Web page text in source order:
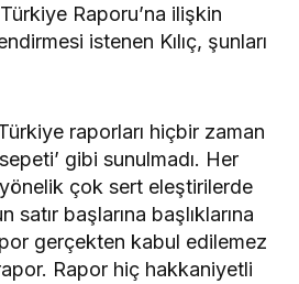
Raporu’na ilişkin
istenen Kılıç, şunları
raporları hiçbir zaman
gibi sunulmadı. Her
çok sert eleştirilerde
satır başlarına başlıklarına
gerçekten kabul edilemez
Rapor hiç hakkaniyetli